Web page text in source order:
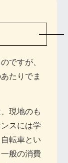
ですが、
たりでま
現地のも
スには学
転車とい
般の消費